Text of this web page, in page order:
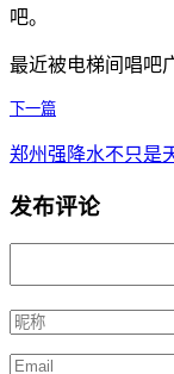
吧。
最近被电梯间唱吧
下一篇
郑州强降水不只是
发布评论